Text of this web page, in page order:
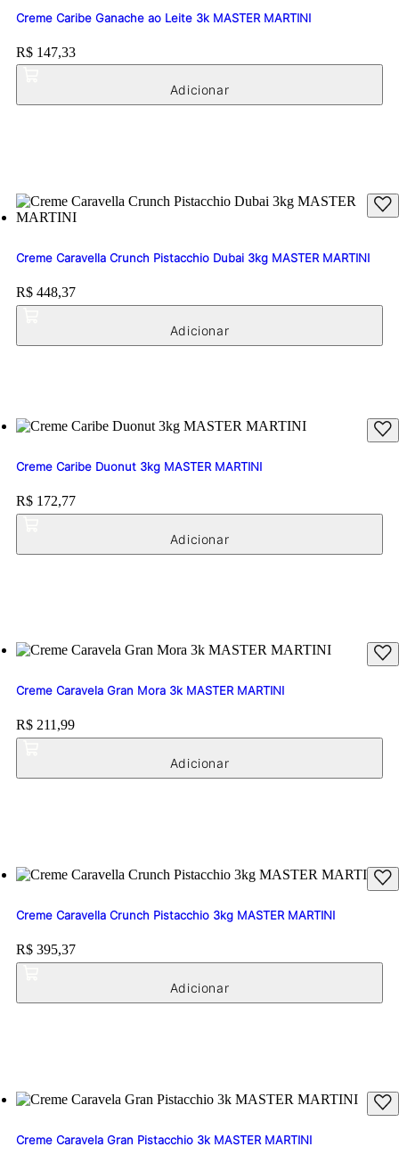
Creme Caribe Ganache ao Leite 3k MASTER MARTINI
Price:
R$ 147,33
Creme Caravella Crunch Pistacchio Dubai 3kg MASTER MARTINI
Price:
R$ 448,37
Creme Caribe Duonut 3kg MASTER MARTINI
Price:
R$ 172,77
Creme Caravela Gran Mora 3k MASTER MARTINI
Price:
R$ 211,99
Creme Caravella Crunch Pistacchio 3kg MASTER MARTINI
Price:
R$ 395,37
Creme Caravela Gran Pistacchio 3k MASTER MARTINI